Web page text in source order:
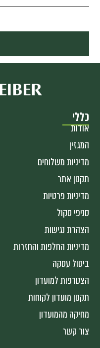
כללי
אודות
המגזין
מדיניות משלוחים
תקנון אתר
מדיניות פרטיות
סניפי סקול
הצהרת נגישות
מדיניות החלפות והחזרות
ביטול עסקה
הצטרפות למועדון
תקנון מועדון לקוחות
מחיקה מהמועדון
צור קשר